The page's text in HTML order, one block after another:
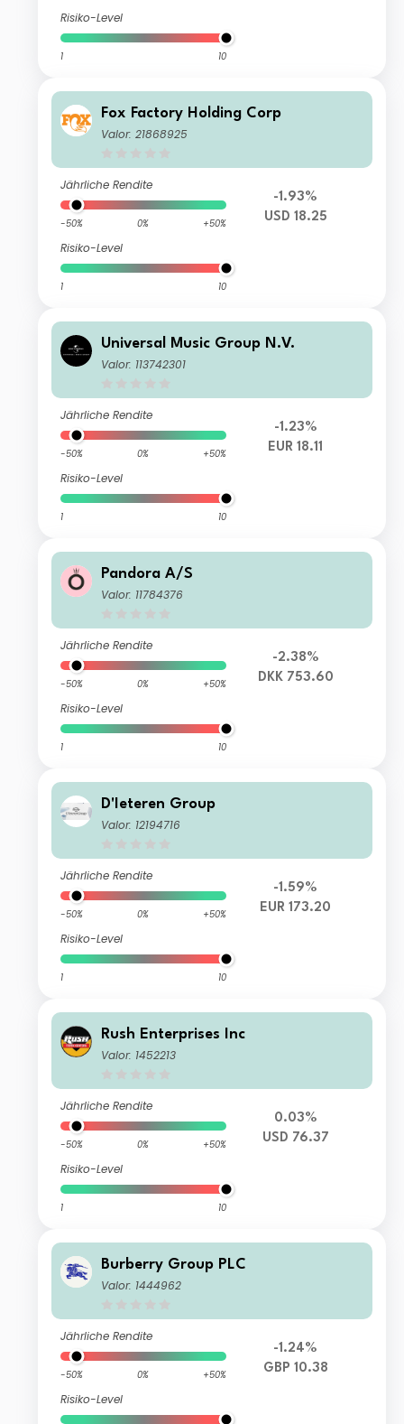
Risiko-Level
1 10
Fox Factory Holding Corp
Valor: 21868925
Jährliche Rendite
-50% 0% +50%
Risiko-Level
1 10
-1.93%
USD 18.25
Universal Music Group N.V.
Valor: 113742301
Jährliche Rendite
-50% 0% +50%
Risiko-Level
1 10
-1.23%
EUR 18.11
Pandora A/S
Valor: 11784376
Jährliche Rendite
-50% 0% +50%
Risiko-Level
1 10
-2.38%
DKK 753.60
D'Ieteren Group
Valor: 12194716
Jährliche Rendite
-50% 0% +50%
Risiko-Level
1 10
-1.59%
EUR 173.20
Rush Enterprises Inc
Valor: 1452213
Jährliche Rendite
-50% 0% +50%
Risiko-Level
1 10
0.03%
USD 76.37
Burberry Group PLC
Valor: 1444962
Jährliche Rendite
-50% 0% +50%
Risiko-Level
-1.24%
GBP 10.38